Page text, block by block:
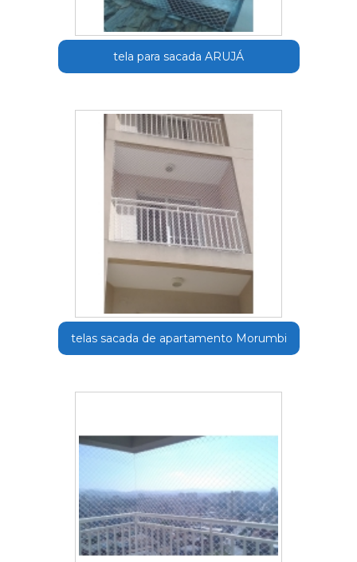
tela para sacada ARUJÁ
telas sacada de apartamento Morumbi